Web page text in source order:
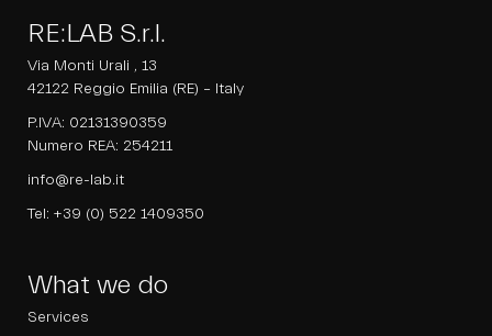
RE:LAB S.r.l.
Via Monti Urali , 13
42122 Reggio Emilia (RE) – Italy
P.IVA: 02131390359
Numero REA: 254211
info@re-lab.it
Tel: +39 (0) 522 1409350
What we do
Services